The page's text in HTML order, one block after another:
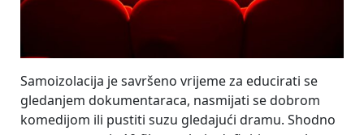
Samoizolacija je savršeno vrijeme za educirati se
gledanjem dokumentaraca, nasmijati se dobrom
komedijom ili pustiti suzu gledajući dramu. Shodno